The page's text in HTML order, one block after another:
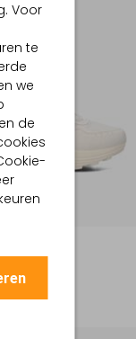
Voor
te
we
de
Maten
€ 111,99